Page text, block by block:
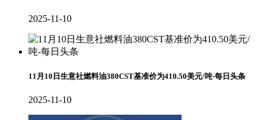
2025-11-10
11月10日生意社燃料油380CST基准价为410.50美元/吨-每日头条
2025-11-10